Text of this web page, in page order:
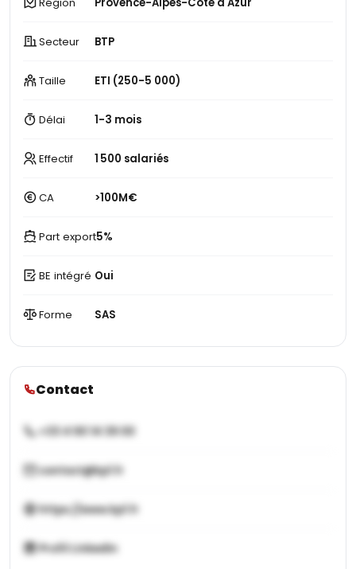
Secteur BTP
Taille ETI (250-5 000)
Délai 1-3 mois
Effectif 1 500 salariés
CA >100M€
Part export5%
BE intégré Oui
Forme SAS
Contact
+33 4 90 14 39 00
contact@kp1.fr
https://www.kp1.fr
Profil LinkedIn